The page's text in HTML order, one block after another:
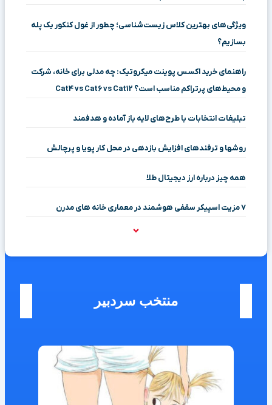
ویژگی‌های بهترین کلاس زیست‌شناسی؛ چطور از غول کنکور یک پله
بسازیم؟
راهنمای خرید اکسس پوینت میکروتیک: چه مدلی برای خانه، شرکت
و محیط‌های پرتراکم مناسب است؟ Cat4 vs Cat6 vs Cat12
تبلیغات انتخابات با طرح‌های لایه باز آماده و هدفمند
روشها و ترفندهای افزایش بازدهی در محل کار پویا و پرچالش
همه چیز درباره ارز دیجیتال طلا
۷ مزیت اسپیکر سقفی هوشمند در معماری خانه‌ های مدرن
منتخب سردبیر